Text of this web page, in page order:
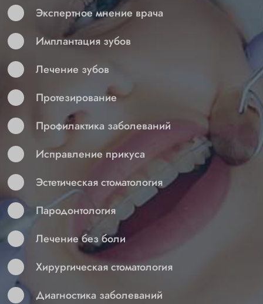
Экспертное мнение врача
Имплантация зубов
Лечение зубов
Протезирование
Профилактика заболеваний
Исправление прикуса
Эстетическая стоматология
Пародонтология
Лечение без боли
Хирургическая стоматология
Диагностика заболеваний